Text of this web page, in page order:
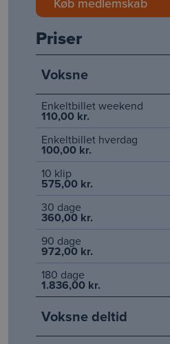
Priser
Voksne
Enkeltbillet weekend
110,00 kr.
Enkeltbillet hverdag
100,00 kr.
10 klip
575,00 kr.
30 dage
360,00 kr.
90 dage
972,00 kr.
180 dage
1.836,00 kr.
Voksne deltid